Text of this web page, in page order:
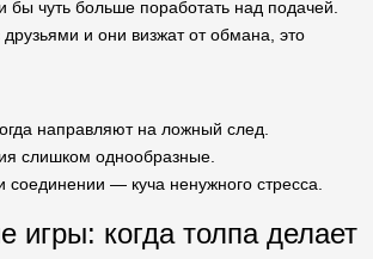
бы чуть больше поработать над подачей.
друзьями и они визжат от обмана, это
направляют на ложный след.
слишком однообразные.
соединении — куча ненужного стресса.
игры: когда толпа делает